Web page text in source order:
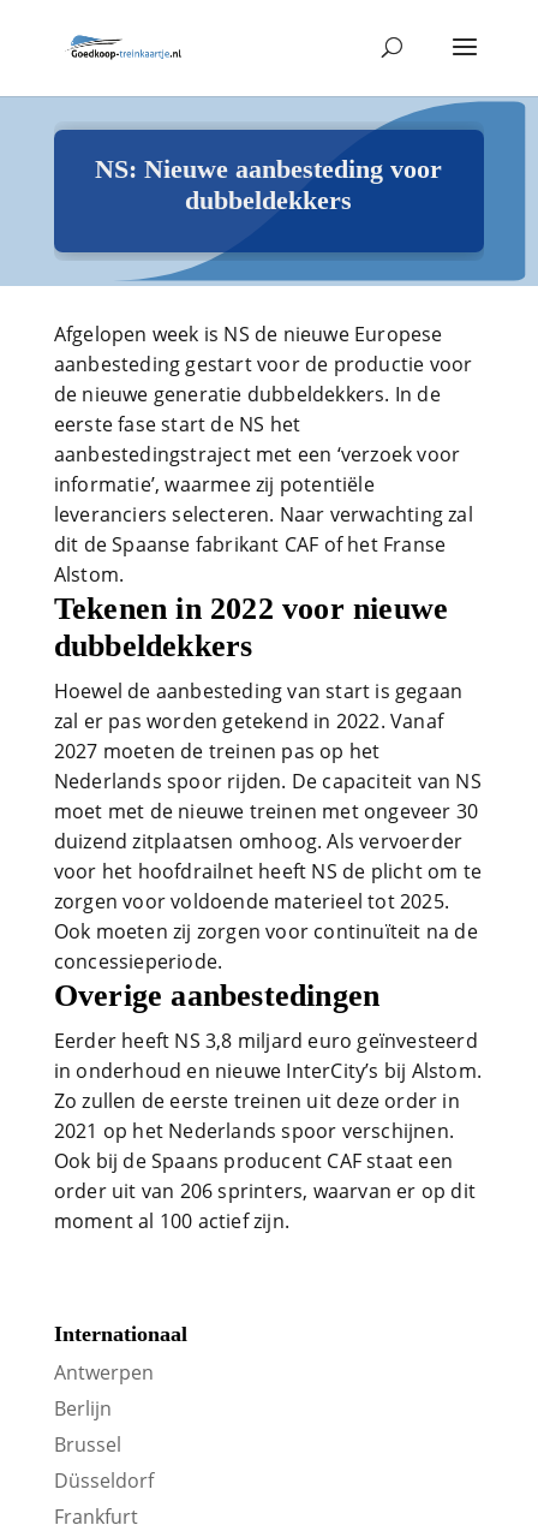
NS: Nieuwe aanbesteding voor
dubbeldekkers
Afgelopen week is NS de nieuwe Europese
aanbesteding gestart voor de productie voor
de nieuwe generatie dubbeldekkers. In de
eerste fase start de NS het
aanbestedingstraject met een ‘verzoek voor
informatie’, waarmee zij potentiële
leveranciers selecteren. Naar verwachting zal
dit de Spaanse fabrikant CAF of het Franse
Alstom.
Tekenen in 2022 voor nieuwe
dubbeldekkers
Hoewel de aanbesteding van start is gegaan
zal er pas worden getekend in 2022. Vanaf
2027 moeten de treinen pas op het
Nederlands spoor rijden. De capaciteit van NS
moet met de nieuwe treinen met ongeveer 30
duizend zitplaatsen omhoog. Als vervoerder
voor het hoofdrailnet heeft NS de plicht om te
zorgen voor voldoende materieel tot 2025.
Ook moeten zij zorgen voor continuïteit na de
concessieperiode.
Overige aanbestedingen
Eerder heeft NS 3,8 miljard euro geïnvesteerd
in onderhoud en nieuwe InterCity’s bij Alstom.
Zo zullen de eerste treinen uit deze order in
2021 op het Nederlands spoor verschijnen.
Ook bij de Spaans producent CAF staat een
order uit van 206 sprinters, waarvan er op dit
moment al 100 actief zijn.
Internationaal
Antwerpen
Berlijn
Brussel
Düsseldorf
Frankfurt